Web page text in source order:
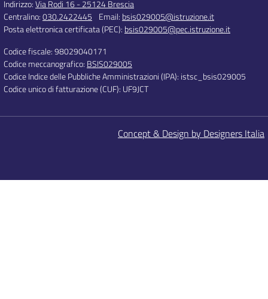
Indirizzo:Via Rodi 16 - 25124 Brescia
Centralino:030.2422445 Email: bsis029005@istruzione.it
Posta elettronica certificata (PEC): bsis029005@pec.istruzione.it
Codice fiscale: 98029040171
Codice meccanografico: BSIS029005
Codice Indice delle Pubbliche Amministrazioni (IPA): istsc_bsis029005
Codice unico di fatturazione (CUF): UF9JCT
Concept & Design by Designers Italia